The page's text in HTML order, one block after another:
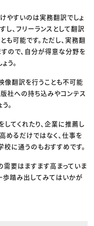
やすいのは実務翻訳でしょ
し、フリーランスとして翻訳
も可能です。ただし、実務翻
ので、自分が得意な分野を
う。
像翻訳を行うことも不可能
社への持ち込みやコンテス
。
てくれたり、企業に推薦し
めるだけではなく、仕事を
に通うのもおすすめです。
要はますます高まっていま
歩踏み出してみてはいかが